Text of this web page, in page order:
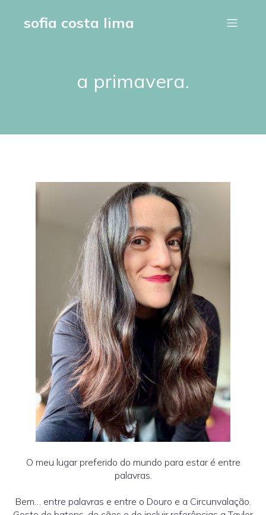
sofia costa lima
a primavera.
O meu lugar preferido do mundo para estar é entre
palavras.
Bem… entre palavras e entre o Douro e a Circunvalação.